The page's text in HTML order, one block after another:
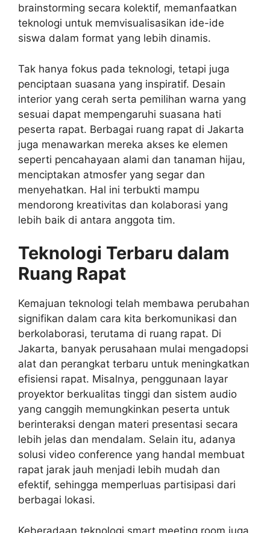
brainstorming secara kolektif, memanfaatkan
teknologi untuk memvisualisasikan ide-ide
siswa dalam format yang lebih dinamis.
Tak hanya fokus pada teknologi, tetapi juga
penciptaan suasana yang inspiratif. Desain
interior yang cerah serta pemilihan warna yang
sesuai dapat mempengaruhi suasana hati
peserta rapat. Berbagai ruang rapat di Jakarta
juga menawarkan mereka akses ke elemen
seperti pencahayaan alami dan tanaman hijau,
menciptakan atmosfer yang segar dan
menyehatkan. Hal ini terbukti mampu
mendorong kreativitas dan kolaborasi yang
lebih baik di antara anggota tim.
Teknologi Terbaru dalam
Ruang Rapat
Kemajuan teknologi telah membawa perubahan
signifikan dalam cara kita berkomunikasi dan
berkolaborasi, terutama di ruang rapat. Di
Jakarta, banyak perusahaan mulai mengadopsi
alat dan perangkat terbaru untuk meningkatkan
efisiensi rapat. Misalnya, penggunaan layar
proyektor berkualitas tinggi dan sistem audio
yang canggih memungkinkan peserta untuk
berinteraksi dengan materi presentasi secara
lebih jelas dan mendalam. Selain itu, adanya
solusi video conference yang handal membuat
rapat jarak jauh menjadi lebih mudah dan
efektif, sehingga memperluas partisipasi dari
berbagai lokasi.
Keberadaan teknologi smart meeting room juga